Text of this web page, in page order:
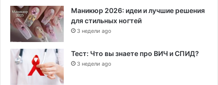
Маникюр 2026: идеи и лучшие решения
для стильных ногтей
3 недели ago
Тест: Что вы знаете про ВИЧ и СПИД?
3 недели ago